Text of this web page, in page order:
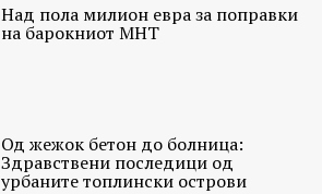
Над пола милион евра за поправки
на барокниот МНТ
Од жежок бетон до болница:
Здравствени последици од
урбаните топлински острови